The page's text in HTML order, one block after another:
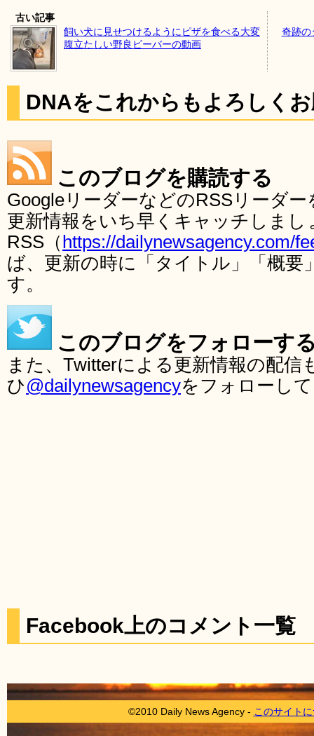
古い記事
飼い犬に見せつけるようにピザを食べる大変
腹立たしい野良ビーバーの動画
奇跡の
DNAをこれからもよろしく
このブログを購読する
GoogleリーダーなどのRSSリーダ
更新情報をいち早くキャッチしま
RSS（ https://dailynewsagency.com/
ば、更新の時に「タイトル」「概要
す。
このブログをフォローす
また、Twitterによる更新情報の配
ひ@dailynewsagencyをフォローし
Facebook上のコメント一覧
©2010 Daily News Agency - このサイト